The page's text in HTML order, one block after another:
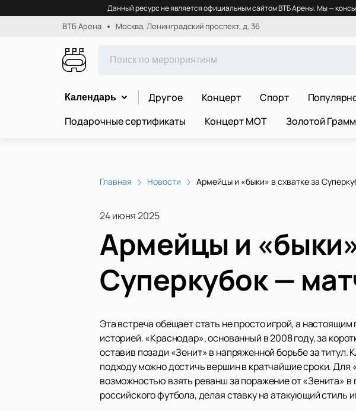
Данный ресурс не является официальным сайтом ВТБ Арены. Мы —
ВТБ Арена Москва, Ленинградский проспект, д. 36
Календарь Другое Концерт Спорт
Подарочные сертификаты
Концерт МОТ Золотой
Главная Новости Армейцы и «быки» в схватке за
24 июня 2025
Армейцы и
Суперкубок —
Эта встреча обещает стать не просто игрой, а
историей. «Краснодар», основанный в 2008 году, за
оставив позади «Зенит» в напряженной борьбе за
подходу можно достичь вершин в кратчайшие сроки.
возможностью взять реванш за поражение от «Зенита»
российского футбола, делая ставку на атакующий стиль